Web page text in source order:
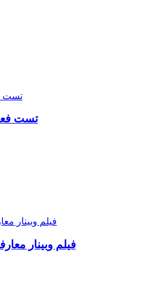
تست
فیلم وبینار